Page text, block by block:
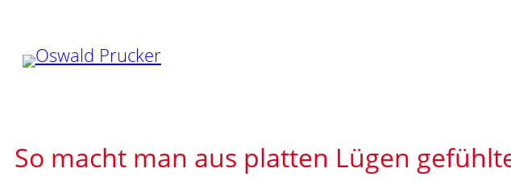
Inhalt
springen
So macht man aus platten Lügen